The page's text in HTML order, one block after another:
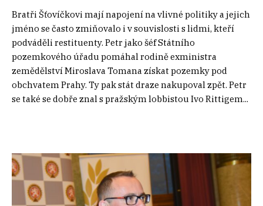
Bratři Šťovíčkovi mají napojení na vlivné politiky a jejich
jméno se často zmiňovalo i v souvislosti s lidmi, kteří
podváděli restituenty. Petr jako šéf Státního
pozemkového úřadu pomáhal rodině exministra
zemědělství Miroslava Tomana získat pozemky pod
obchvatem Prahy. Ty pak stát draze nakupoval zpět. Petr
se také se dobře znal s pražským lobbistou Ivo Rittigem...